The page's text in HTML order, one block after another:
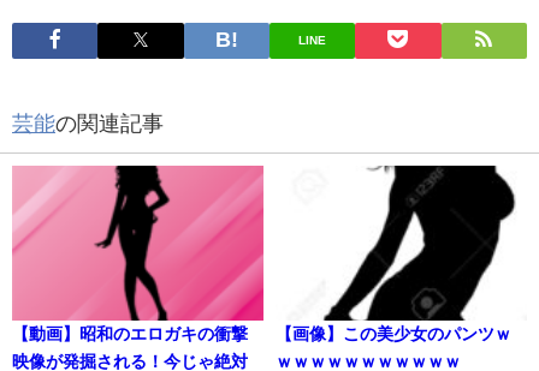
LINE
芸能の関連記事
【動画】昭和のエロガキの衝撃
映像が発掘される！今じゃ絶対
【画像】この美少女のパンツｗ
ｗｗｗｗｗｗｗｗｗｗｗ